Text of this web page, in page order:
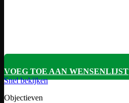
VOEG TOE AAN WENSENLIJST
Snel bekijken
Objectieven